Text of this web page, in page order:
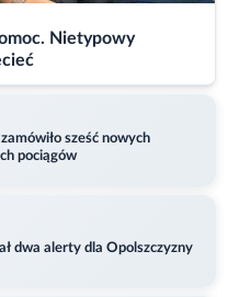
Nietypowy
sześć nowych
pociągów
dwa alerty dla Opolszczyzny